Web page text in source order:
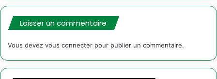
Laisser un commentaire
Vous devez vous connecter pour publier un commentaire.